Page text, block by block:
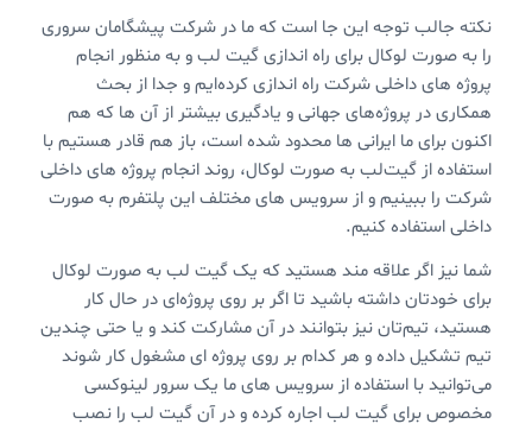
نکته جالب توجه این جا است که ما در شرکت پیشگامان سروری
را به صورت لوکال برای راه اندازی گیت لب و به منظور انجام
پروژه های داخلی شرکت راه اندازی کرده‌ایم و جدا از بحث
همکاری در پروژه‌های جهانی و یادگیری بیشتر از آن ها که هم
اکنون برای ما ایرانی ها محدود شده است، باز هم قادر هستیم با
استفاده از گیت‌لب به صورت لوکال، روند انجام پروژه های داخلی
شرکت را ببینیم و از سرویس های مختلف این پلتفرم به صورت
داخلی استفاده کنیم.
شما نیز اگر علاقه مند هستید که یک گیت لب به صورت لوکال
برای خودتان داشته باشید تا اگر بر روی پروژه‌ای در حال کار
هستید، تیم‌تان نیز بتوانند در آن مشارکت کند و یا حتی چندین
تیم تشکیل داده و هر کدام بر روی پروژه ای مشغول کار شوند
می‌توانید با استفاده از سرویس های ما یک سرور لینوکسی
مخصوص برای گیت لب اجاره کرده و در آن گیت لب را نصب